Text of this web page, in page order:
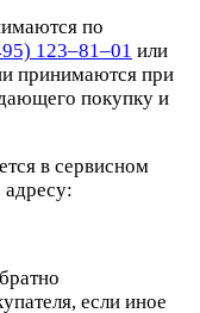
по
123–81–01 или
принимаются при
покупку и
в сервисном
если иное